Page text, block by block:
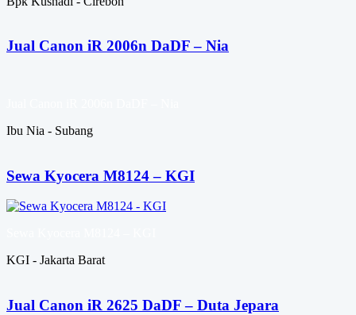
Jual Canon iR 2006n DaDF – Nia
Ibu Nia - Subang
Sewa Kyocera M8124 – KGI
KGI - Jakarta Barat
Jual Canon iR 2625 DaDF – Duta Jepara